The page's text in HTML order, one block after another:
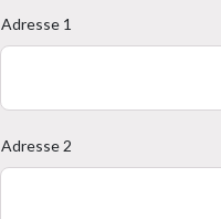
Adresse 1
Adresse 2